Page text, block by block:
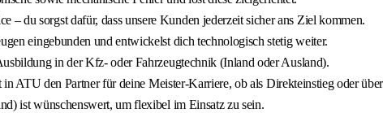
– du sorgst dafür, dass unsere Kunden jederzeit sicher ans Ziel kommen.
eingebunden und entwickelst dich technologisch stetig weiter.
in der Kfz- oder Fahrzeugtechnik (Inland oder Ausland).
ATU den Partner für deine Meister-Karriere, ob als Direkteinstieg oder
ist wünschenswert, um flexibel im Einsatz zu sein.